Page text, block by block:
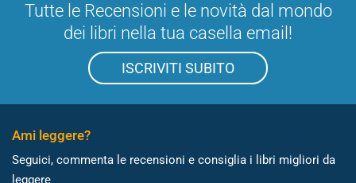
Tutte le Recensioni e le novità dal mondo
dei libri nella tua casella email!
ISCRIVITI SUBITO
Ami leggere?
Seguici, commenta le recensioni e consiglia i libri migliori da
leggere